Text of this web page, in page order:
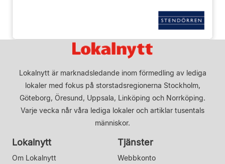
Lokalnytt är marknadsledande inom förmedling av lediga
lokaler med fokus på storstadsregionerna Stockholm,
Göteborg, Öresund, Uppsala, Linköping och Norrköping.
Varje vecka når våra lediga lokaler och artiklar tusentals
människor.
Lokalnytt
Om Lokalnytt
Tjänster
Webbkonto